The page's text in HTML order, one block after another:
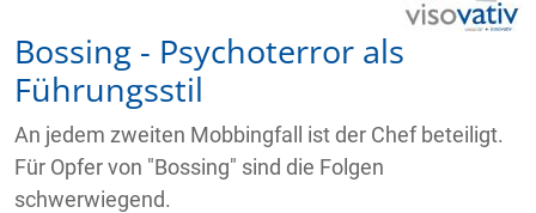
Bossing - Psychoterror als
Führungsstil
An jedem zweiten Mobbingfall ist der Chef beteiligt.
Für Opfer von "Bossing" sind die Folgen
schwerwiegend.